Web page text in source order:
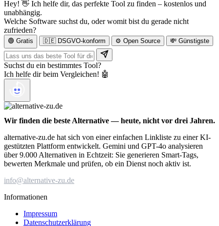
Hey! 👋 Ich helfe dir, das perfekte Tool zu finden – kostenlos und
unabhängig.
Welche Software suchst du, oder womit bist du gerade nicht
zufrieden?
🟢 Gratis 🇩🇪 DSGVO-konform ⚙️ Open Source 💸 Günstigste
Suchst du ein bestimmtes Tool?
Ich helfe dir beim Vergleichen! 🤖
Wir finden die beste Alternative — heute, nicht vor drei Jahren.
alternative-zu.de hat sich von einer einfachen Linkliste zu einer KI-
gestützten Plattform entwickelt. Gemini und GPT-4o analysieren
über 9.000 Alternativen in Echtzeit: Sie generieren Smart-Tags,
bewerten Merkmale und prüfen, ob ein Dienst noch aktiv ist.
info@alternative-zu.de
Informationen
Impressum
Datenschutzerklärung